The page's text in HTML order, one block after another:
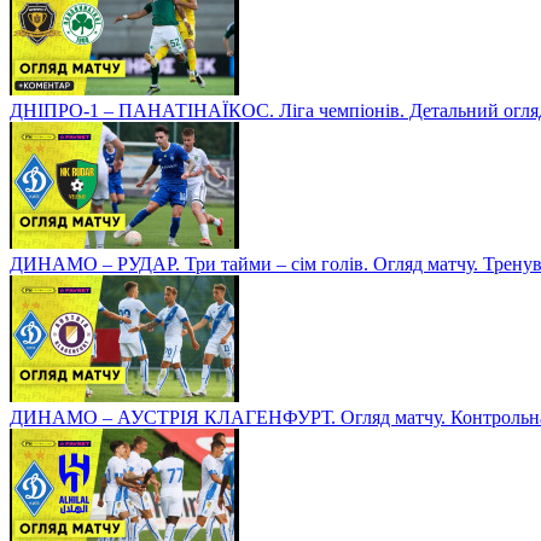
ДНІПРО-1 – ПАНАТІНАЇКОС. Ліга чемпіонів. Детальний
ДИНАМО – РУДАР. Три тайми – сім голів. Огляд матчу.
ДИНАМО – АУСТРІЯ КЛАГЕНФУРТ. Огляд матчу.